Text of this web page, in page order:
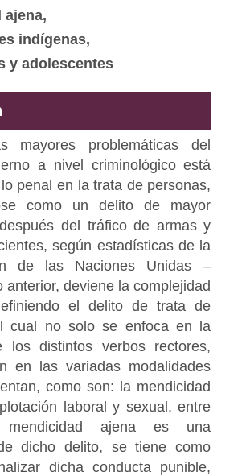
ajena,
indígenas,
y adolescentes
mayores problemáticas del
a nivel criminológico está
penal en la trata de personas,
como un delito de mayor
del tráfico de armas y
según estadísticas de la
de las Naciones Unidas –
anterior, deviene la complejidad
el delito de trata de
cual no solo se enfoca en la
los distintos verbos rectores,
en las variadas modalidades
como son: la mendicidad
laboral y sexual, entre
ajena es una
dicho delito, se tiene como
dicha conducta punible,